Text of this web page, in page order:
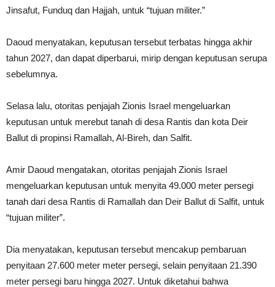
Jinsafut, Funduq dan Hajjah, untuk “tujuan militer.”
Daoud menyatakan, keputusan tersebut terbatas hingga akhir
tahun 2027, dan dapat diperbarui, mirip dengan keputusan serupa
sebelumnya.
Selasa lalu, otoritas penjajah Zionis Israel mengeluarkan
keputusan untuk merebut tanah di desa Rantis dan kota Deir
Ballut di propinsi Ramallah, Al-Bireh, dan Salfit.
Amir Daoud mengatakan, otoritas penjajah Zionis Israel
mengeluarkan keputusan untuk menyita 49.000 meter persegi
tanah dari desa Rantis di Ramallah dan Deir Ballut di Salfit, untuk
“tujuan militer”.
Dia menyatakan, keputusan tersebut mencakup pembaruan
penyitaan 27.600 meter meter persegi, selain penyitaan 21.390
meter persegi baru hingga 2027. Untuk diketahui bahwa